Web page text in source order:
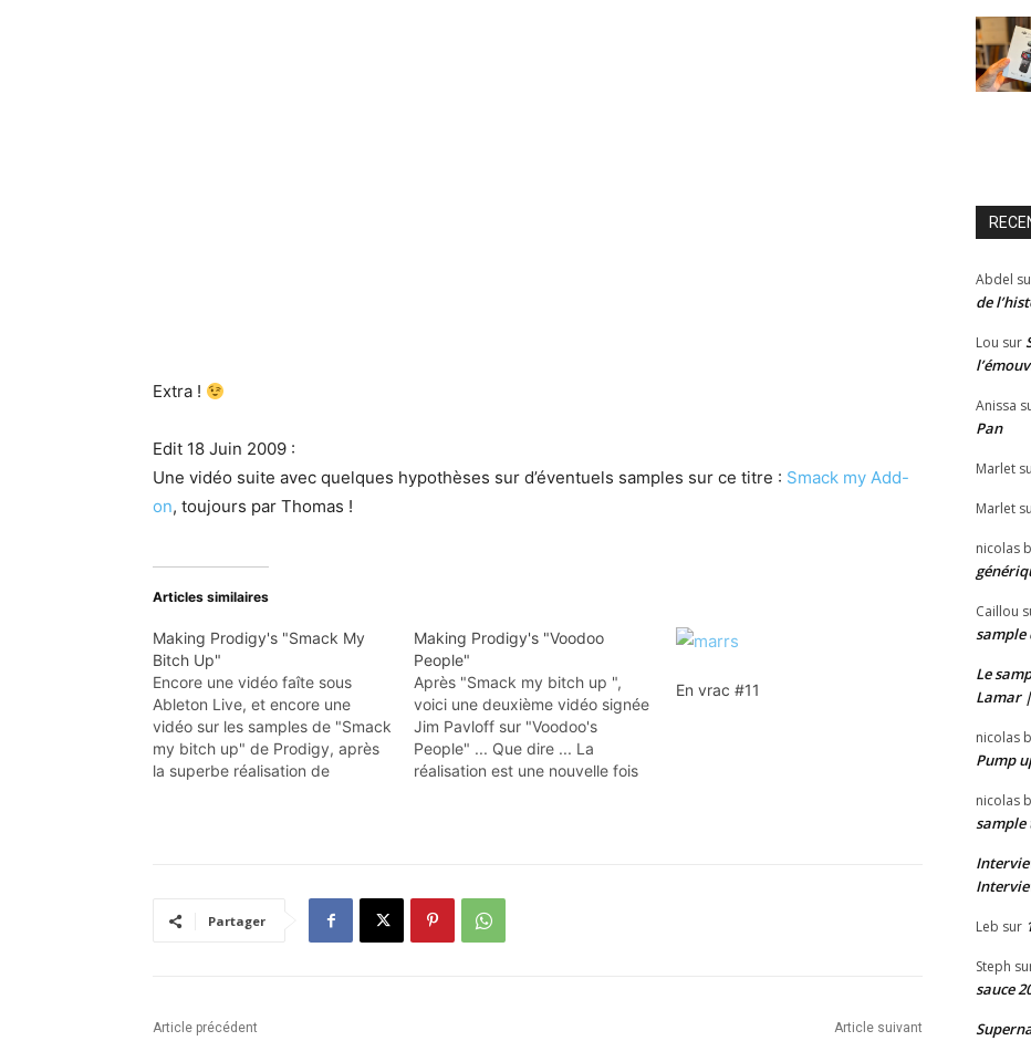
Extra !
Edit 18 Juin 2009 :
Une vidéo suite avec quelques hypothèses sur d’éventuels samples sur ce titre : Smack my Add-
on, toujours par Thomas !
Articles similaires
Making Prodigy's "Smack My
Bitch Up"
Encore une vidéo faîte sous
Ableton Live, et encore une
vidéo sur les samples de "Smack
my bitch up" de Prodigy, après
la superbe réalisation de
Making Prodigy's "Voodoo
People"
Après "Smack my bitch up ",
voici une deuxième vidéo signée
Jim Pavloff sur "Voodoo's
People" ... Que dire ... La
réalisation est une nouvelle fois
En vrac #11
Partager
Article précédent Article suivant
Abdel
de
Lou sur
Anissa
Pan
Marlet
Marlet
nicolas
Caillou
sample
Le
Lamar
nicolas
Pump
nicolas
sample
Leb sur
Steph
sauce